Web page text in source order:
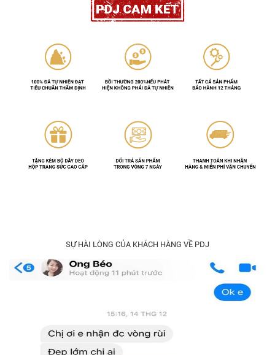
SỰ HÀI LÒNG CỦA KHÁCH HÀNG VỀ PDJ